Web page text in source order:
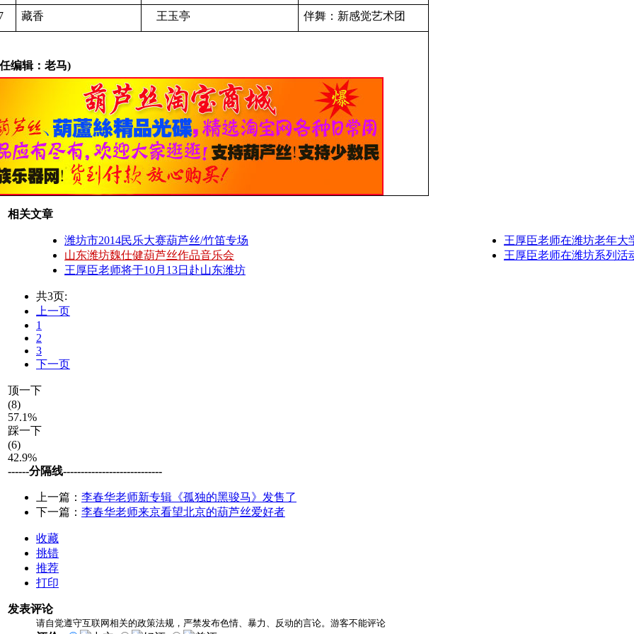
藏香 王玉亭 伴舞：新感觉艺术团
编辑：老马)
相关文章
潍坊市2014民乐大赛葫芦丝/竹笛专场
王厚臣老师在潍坊老年大
山东潍坊魏仕健葫芦丝作品音乐会
王厚臣老师在潍坊系列活
王厚臣老师将于10月13日赴山东潍坊
共3页:
上一页
1
2
3
下一页
顶一下
(8)
57.1%
踩一下
(6)
42.9%
------分隔线----------------------------
上一篇： 李春华老师新专辑《孤独的黑骏马》发售了
下一篇： 李春华老师来京看望北京的葫芦丝爱好者
收藏
挑错
推荐
打印
发表评论
请自觉遵守互联网相关的政策法规，严禁发布色情、暴力、反动的言论。游客不能评论